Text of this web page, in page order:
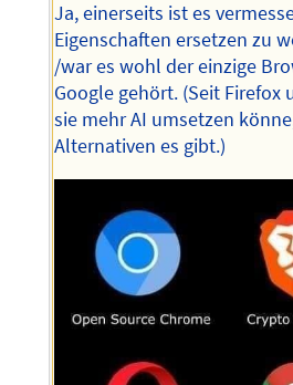
Ja, einerseits ist es
Eigenschaften ersetzen zu
/war es wohl der einzige
Google gehört. (Seit
sie mehr AI umsetzen
Alternativen es gibt.)